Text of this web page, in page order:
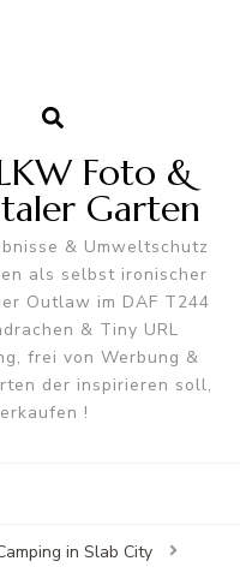
Foto &
Garten
& Umweltschutz
als selbst ironischer
Outlaw im DAF T244
& Tiny URL
frei von Werbung &
der inspirieren soll,
!
in Slab City